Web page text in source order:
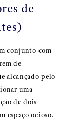
de
conjunto com
de
alcançado pelo
uma
de dois
espaço ocioso.